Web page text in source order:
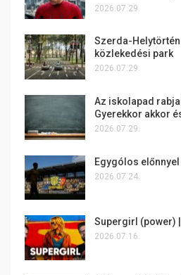
2026.07.29.
Szerda-
közlekedési park
2026.07.29.
Az iskolapad
Gyerekkor akkor
2026.07.29.
Egygólos
2026.07.24.
Supergirl (power)
2026.07.16.